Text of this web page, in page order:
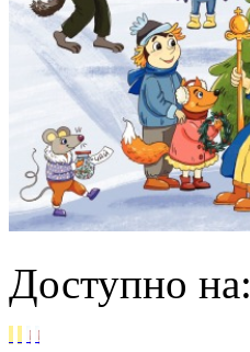
Доступно на: